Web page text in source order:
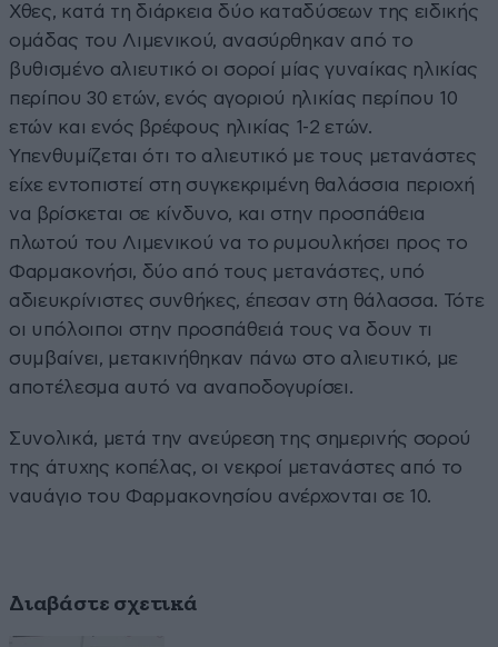
Χθες, κατά τη διάρκεια δύο καταδύσεων της ειδικής
ομάδας του Λιμενικού, ανασύρθηκαν από το
βυθισμένο αλιευτικό οι σοροί μίας γυναίκας ηλικίας
περίπου 30 ετών, ενός αγοριού ηλικίας περίπου 10
ετών και ενός βρέφους ηλικίας 1-2 ετών.
Υπενθυμίζεται ότι το αλιευτικό με τους μετανάστες
είχε εντοπιστεί στη συγκεκριμένη θαλάσσια περιοχή
να βρίσκεται σε κίνδυνο, και στην προσπάθεια
πλωτού του Λιμενικού να το ρυμουλκήσει προς το
Φαρμακονήσι, δύο από τους μετανάστες, υπό
αδιευκρίνιστες συνθήκες, έπεσαν στη θάλασσα. Τότε
οι υπόλοιποι στην προσπάθειά τους να δουν τι
συμβαίνει, μετακινήθηκαν πάνω στο αλιευτικό, με
αποτέλεσμα αυτό να αναποδογυρίσει.
Συνολικά, μετά την ανεύρεση της σημερινής σορού
της άτυχης κοπέλας, οι νεκροί μετανάστες από το
ναυάγιο του Φαρμακονησίου ανέρχονται σε 10.
Διαβάστε σχετικά